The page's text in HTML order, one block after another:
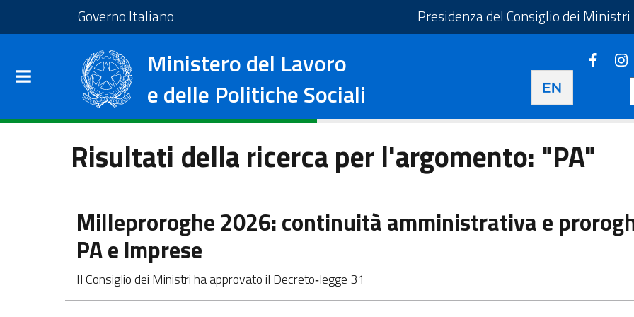
Salta al contenuto principale
Governo Italiano Vai al sito del Governo Italiano - Apre in una nuova schedaPresidenza del Consiglio dei Ministri
Ministero del Lavoro
e delle Politiche Sociali
Apre in una nuova
Apre
Risultati della ricerca per l'argomento: "PA"
Milleproroghe 2026: continuità amministrativa e
PA e imprese
Il Consiglio dei Ministri ha approvato il Decreto‑legge 31